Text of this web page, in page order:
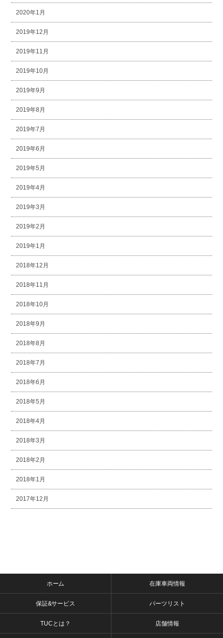
2020年1月
2019年12月
2019年11月
2019年10月
2019年9月
2019年8月
2019年7月
2019年6月
2019年5月
2019年4月
2019年3月
2019年2月
2019年1月
2018年12月
2018年11月
2018年10月
2018年9月
2018年8月
2018年7月
2018年6月
2018年5月
2018年4月
2018年3月
2018年2月
2018年1月
2017年12月
ホーム 在庫車両情報
保証&サービス パーツリスト
TUCとは？ 店舗情報